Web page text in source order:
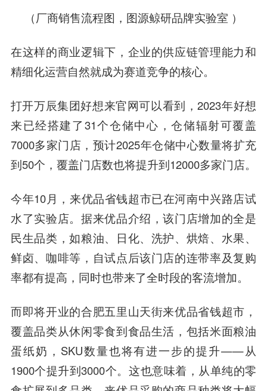
（厂商销售流程图，图源鲸研品牌实验室 ）
在这样的商业逻辑下，企业的供应链管理能力和
精细化运营自然就成为赛道竞争的核心。
打开万辰集团好想来官网可以看到，2023年好想
来已经搭建了31个仓储中心，仓储辐射可覆盖
7000多家门店，预计2025年仓储中心数量将扩充
到50个，覆盖门店数也将提升到12000多家门店。
今年10月，来优品省钱超市已在河南中兴路店试
水了实验店。据来优品介绍，该门店增加的全是
民生品类，如粮油、日化、洗护、烘焙、水果、
鲜卤、咖啡等，自试点后该门店的连带率及复购
率都有提高，同时也带来了全时段的客流增加。
而即将开业的合肥五里山天街来优品省钱超市，
覆盖品类从休闲零食到食品生活，包括米面粮油
蛋纸奶，SKU数量也将有进一步的提升——从
1900个提升到3000个。这也意味着，从单纯的零